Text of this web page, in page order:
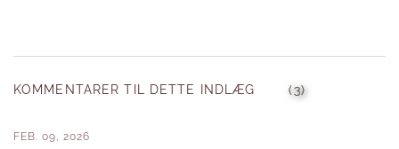
KOMMENTARER TIL DETTE INDLÆG (3)
FEB. 09, 2026